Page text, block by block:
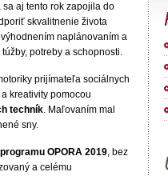
aj tento rok zapojila do
skvalitnenie života
naplánovaním a
potreby a schopnosti.
prijímateľa sociálnych
kreativity pomocou
techník. Maľovaním mal
sny.
OPORA 2019, bez
a celému